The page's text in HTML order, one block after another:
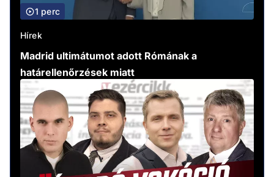
1 perc
Hírek
Madrid ultimátumot adott Rómának a
határellenőrzések miatt